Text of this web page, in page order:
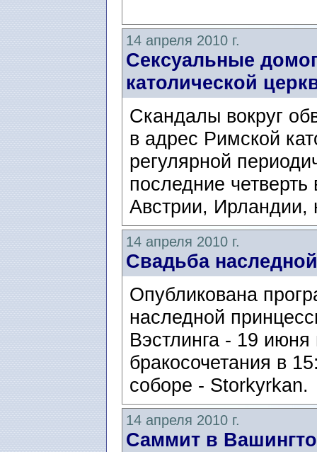
14 апреля 2010 г.
Сексуальные
католической
Cкандалы вокруг
в адрес Римской
регулярной
последние
Австрии,
14 апреля 2010 г.
Свадьба
Опубликована
наследной
Вэстлинга - 19
бракосочетания в
соборе - Storkyrkan.
14 апреля 2010 г.
Саммит в